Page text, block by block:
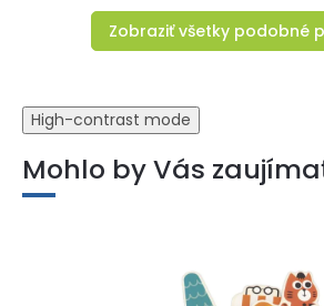
Zobraziť všetky podobné
High-contrast mode
Mohlo by Vás